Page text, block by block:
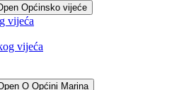
Općinsko vijeće
vijeća
vijeća
O Općini Marina